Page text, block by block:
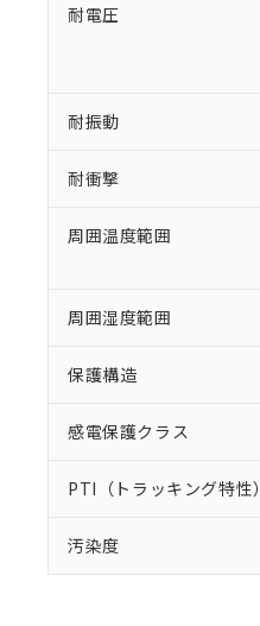
耐電圧
耐振動
耐衝撃
周囲温度範囲
周囲湿度範囲
保護構造
感電保護クラス
PTI（トラッキング特性）
汚染度